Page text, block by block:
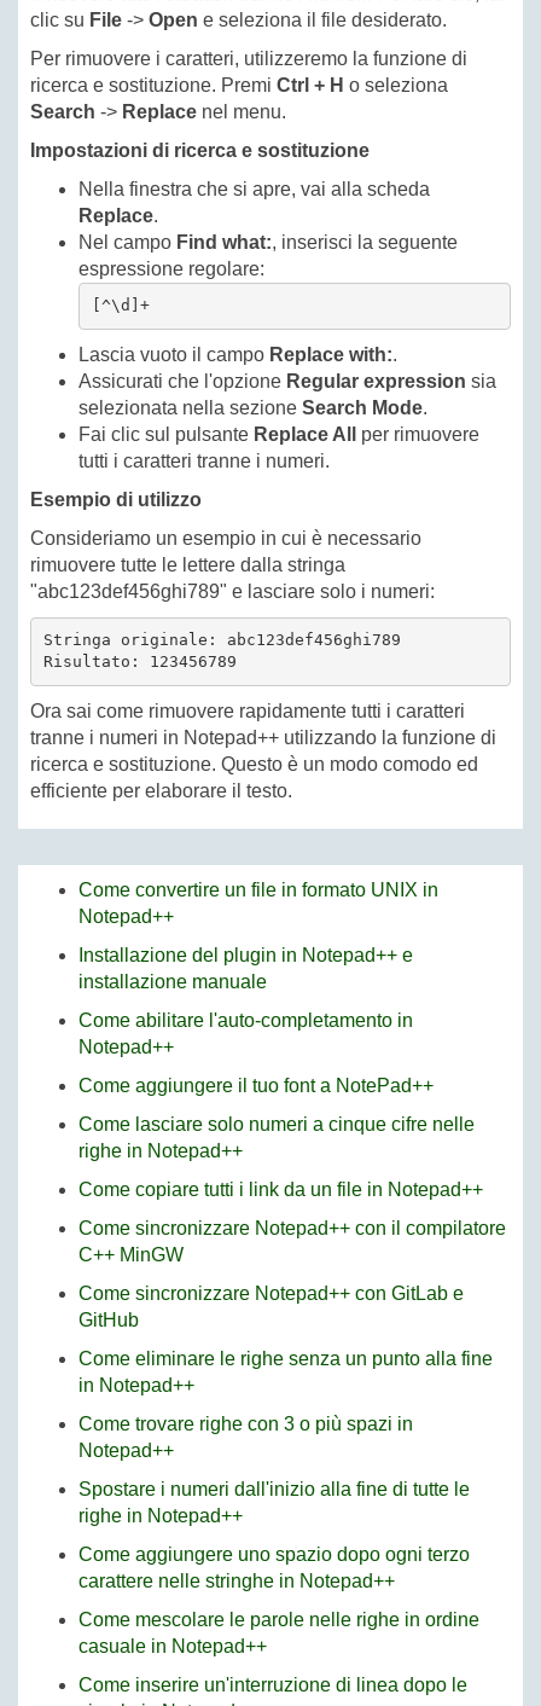
clic su File -> Open e seleziona il file desiderato.
Per rimuovere i caratteri, utilizzeremo la funzione di
ricerca e sostituzione. Premi Ctrl + H o seleziona
Search -> Replace nel menu.
Impostazioni di ricerca e sostituzione
Nella finestra che si apre, vai alla scheda
Replace.
Nel campo Find what:, inserisci la seguente
espressione regolare:
[^\d]+
Lascia vuoto il campo Replace with:.
Assicurati che l'opzione Regular expression sia
selezionata nella sezione Search Mode.
Fai clic sul pulsante Replace All
per rimuovere
tutti i caratteri tranne i numeri.
Esempio di utilizzo
Consideriamo un esempio in cui è necessario
rimuovere tutte le lettere dalla stringa
"abc123def456ghi789" e lasciare solo i numeri:
Stringa originale: abc123def456ghi789
Risultato: 123456789
Ora sai come rimuovere rapidamente tutti i caratteri
tranne i numeri in Notepad++ utilizzando la funzione di
ricerca e sostituzione. Questo è un modo comodo ed
efficiente per elaborare il testo.
Come convertire un file in formato UNIX in
Notepad++
Installazione del plugin in Notepad++ e
installazione manuale
Come abilitare l'auto-completamento in
Notepad++
Come aggiungere il tuo font a NotePad++
Come lasciare solo numeri a cinque cifre nelle
righe in Notepad++
Come copiare tutti i link da un file in Notepad++
Come sincronizzare Notepad++ con il compilatore
C++ MinGW
Come sincronizzare Notepad++ con GitLab e
GitHub
Come eliminare le righe senza un punto alla fine
in Notepad++
Come trovare righe con 3 o più spazi in
Notepad++
Spostare i numeri dall'inizio alla fine di tutte le
righe in Notepad++
Come aggiungere uno spazio dopo ogni terzo
carattere nelle stringhe in Notepad++
Come mescolare le parole nelle righe in ordine
casuale in Notepad++
Come inserire un'interruzione di linea dopo le